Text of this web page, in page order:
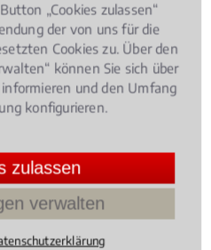
Nutzen Sie lieber die
Fachanwalts im Bereich
, bei
oder dem Vorwurf einer
und kontaktieren Sie dazu
im
„Cookies zulassen“
der von uns für die
Cookies zu. Über den
können Sie sich über
und den Umfang
konfigurieren.
zulassen
verwalten